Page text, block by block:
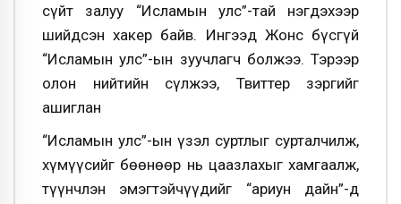
сүйт залуу “Исламын улс”-тай нэгдэхээр
шийдсэн хакер байв. Ингээд Жонс бүсгүй
“Исламын улс”-ын зуучлагч болжээ. Тэрээр
олон нийтийн сүлжээ, Твиттер зэргийг
ашиглан
“Исламын улс”-ын үзэл суртлыг сурталчилж,
хүмүүсийг бөөнөөр нь цаазлахыг хамгаалж,
түүнчлэн эмэгтэйчүүдийг “ариун дайн”-д